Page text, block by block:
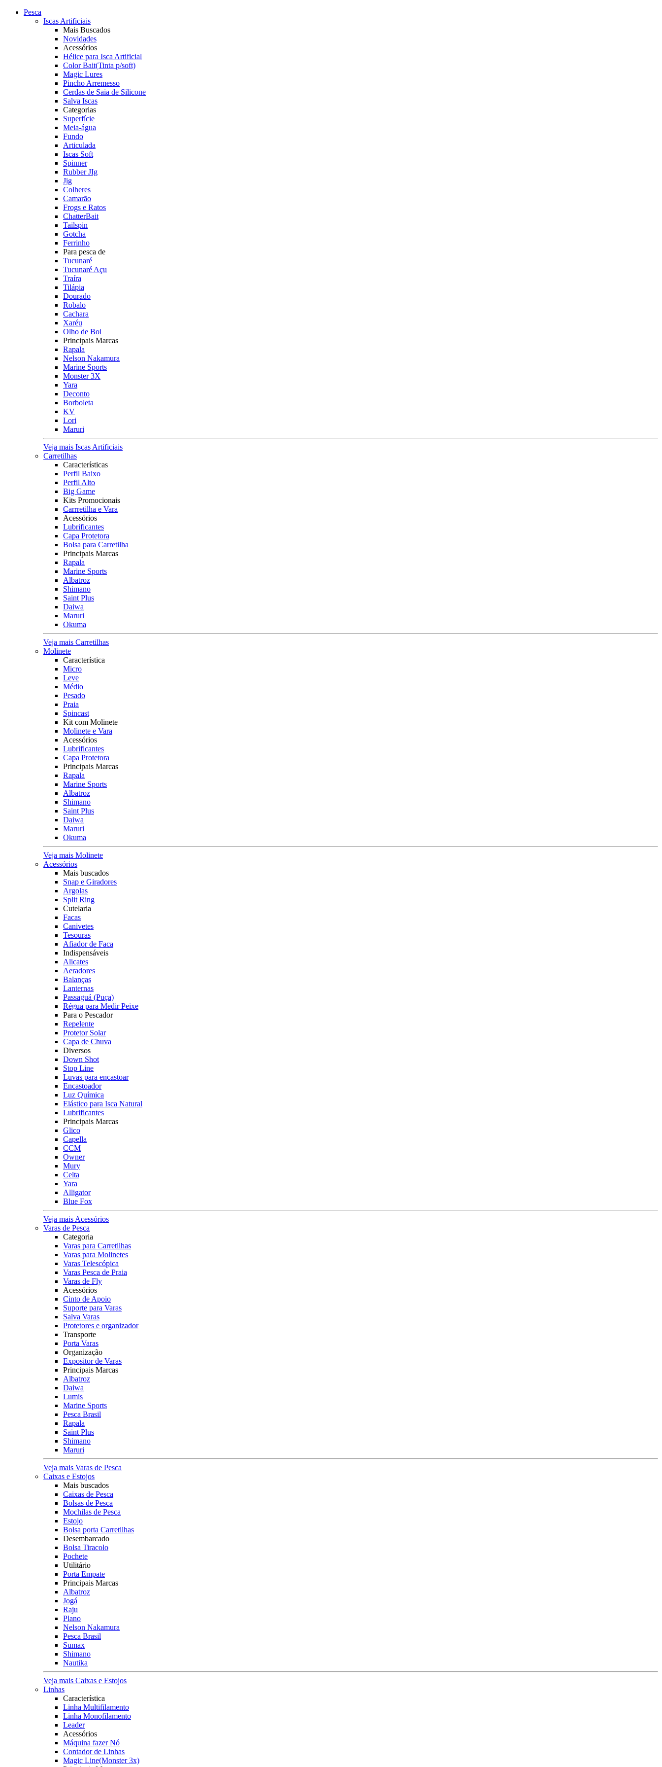
Pesca
Iscas Artificiais
Mais Buscados
Novidades
Acessórios
Hélice para Isca Artificial
Color Bait(Tinta p/soft)
Magic Lures
Pincho Arremesso
Cerdas de Saia de Silicone
Salva Iscas
Categorias
Superfície
Meia-água
Fundo
Articulada
Iscas Soft
Spinner
Rubber JIg
Jig
Colheres
Camarão
Frogs e Ratos
ChatterBait
Tailspin
Gotcha
Ferrinho
Para pesca de
Tucunaré
Tucunaré Açu
Traíra
Tilápia
Dourado
Robalo
Cachara
Xaréu
Olho de Boi
Principais Marcas
Rapala
Nelson Nakamura
Marine Sports
Monster 3X
Yara
Deconto
Borboleta
KV
Lori
Maruri
Veja mais Iscas Artificiais
Carretilhas
Características
Perfil Baixo
Perfil Alto
Big Game
Kits Promocionais
Carrretilha e Vara
Acessórios
Lubrificantes
Capa Protetora
Bolsa para Carretilha
Principais Marcas
Rapala
Marine Sports
Albatroz
Shimano
Saint Plus
Daiwa
Maruri
Okuma
Veja mais Carretilhas
Molinete
Característica
Micro
Leve
Médio
Pesado
Praia
Spincast
Kit com Molinete
Molinete e Vara
Acessórios
Lubrificantes
Capa Protetora
Principais Marcas
Rapala
Marine Sports
Albatroz
Shimano
Saint Plus
Daiwa
Maruri
Okuma
Veja mais Molinete
Acessórios
Mais buscados
Snap e Giradores
Argolas
Split Ring
Cutelaria
Facas
Canivetes
Tesouras
Afiador de Faca
Indispensáveis
Alicates
Aeradores
Balanças
Lanternas
Passaguá (Puça)
Régua para Medir Peixe
Para o Pescador
Repelente
Protetor Solar
Capa de Chuva
Diversos
Down Shot
Stop Line
Luvas para encastoar
Encastoador
Luz Química
Elástico para Isca Natural
Lubrificantes
Principais Marcas
Glico
Capella
CCM
Owner
Mury
Celta
Yara
Alligator
Blue Fox
Veja mais Acessórios
Varas de Pesca
Categoria
Varas para Carretilhas
Varas para Molinetes
Varas Telescópica
Varas Pesca de Praia
Varas de Fly
Acessórios
Cinto de Apoio
Suporte para Varas
Salva Varas
Protetores e organizador
Transporte
Porta Varas
Organização
Expositor de Varas
Principais Marcas
Albatroz
Daiwa
Lumis
Marine Sports
Pesca Brasil
Rapala
Saint Plus
Shimano
Maruri
Veja mais Varas de Pesca
Caixas e Estojos
Mais buscados
Caixas de Pesca
Bolsas de Pesca
Mochilas de Pesca
Estojo
Bolsa porta Carretilhas
Desembarcado
Bolsa Tiracolo
Pochete
Utilitário
Porta Empate
Principais Marcas
Albatroz
Jogá
Raju
Plano
Nelson Nakamura
Pesca Brasil
Sumax
Shimano
Nautika
Veja mais Caixas e Estojos
Linhas
Característica
Linha Multifilamento
Linha Monofilamento
Leader
Acessórios
Máquina fazer Nó
Contador de Linhas
Magic Line(Monster 3x)